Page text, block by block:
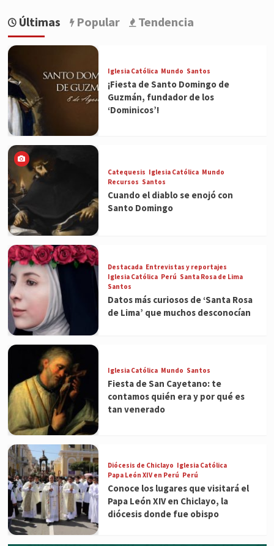
Últimas Popular Tendencia
Iglesia Católica Mundo Santos
¡Fiesta de Santo Domingo de
Guzmán, fundador de los
‘Dominicos’!
Catequesis Iglesia Católica Mundo
Recursos Santos
Cuando el diablo se enojó con
Santo Domingo
Destacada Entrevistas y reportajes
Iglesia Católica Perú Santa Rosa de Lima
Santos
Datos más curiosos de ‘Santa Rosa
de Lima’ que muchos desconocían
Iglesia Católica Mundo Santos
Fiesta de San Cayetano: te
contamos quién era y por qué es
tan venerado
Diócesis de Chiclayo Iglesia Católica
Papa León XIV en Perú Perú
Conoce los lugares que visitará el
Papa León XIV en Chiclayo, la
diócesis donde fue obispo